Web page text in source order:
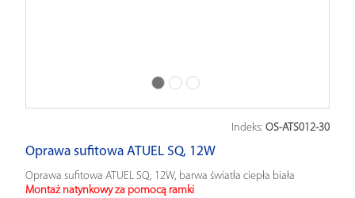
Indeks: OS-ATS012-30
Oprawa sufitowa ATUEL SQ, 12W
Oprawa sufitowa ATUEL SQ, 12W, barwa światła ciepła biała
Montaż natynkowy za pomocą ramki